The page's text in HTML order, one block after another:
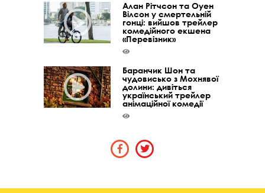
Алан Рітчсон та Оуен
Вілсон у смертельній
гонці: вийшов трейлер
комедійного екшена
«Перевізник»
Баранчик Шон та
чудовисько з Мохнявої
долини: дивіться
український трейлер
анімаційної комедії